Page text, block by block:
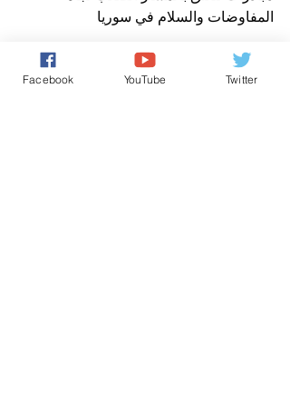
المفاوضات والسلام في سوريا
الامم المتحدة - وكالات
Facebook YouTube Twitter